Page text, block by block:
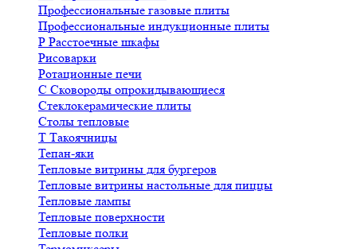
Профессиональные газовые плиты
Профессиональные индукционные плиты
Р Расстоечные шкафы
Рисоварки
Ротационные печи
С Сковороды опрокидывающиеся
Стеклокерамические плиты
Столы тепловые
Т Такоячницы
Тепан-яки
Тепловые витрины для бургеров
Тепловые витрины настольные для пиццы
Тепловые лампы
Тепловые поверхности
Тепловые полки